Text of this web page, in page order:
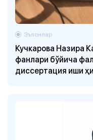
Кучкарова Назира
фанлари бўйича
диссертация иши
Эълонлар